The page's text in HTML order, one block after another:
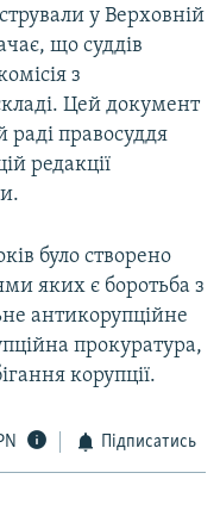
у Верховній
що суддів
з
Цей документ
правосуддя
редакції
було створено
яких є боротьба з
антикорупційне
прокуратура,
корупції.
Підписатись